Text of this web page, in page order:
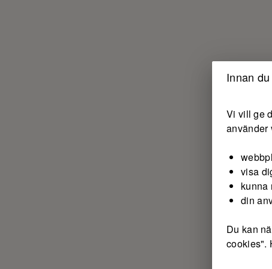
Innan
Vi vill ge
använder
visa
kunna
din
Du kan
cookies".